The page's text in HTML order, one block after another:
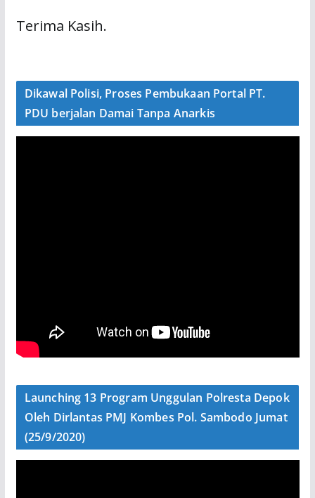
Terima Kasih.
Dikawal Polisi, Proses Pembukaan Portal PT.
PDU berjalan Damai Tanpa Anarkis
Launching 13 Program Unggulan Polresta Depok
Oleh Dirlantas PMJ Kombes Pol. Sambodo Jumat
(25/9/2020)